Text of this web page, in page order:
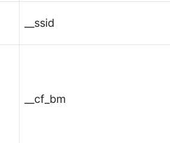
__ssid
__cf_bm